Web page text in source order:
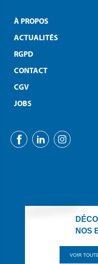
À PROPOS
ACTUALITÉS
RGPD
CONTACT
CGV
JOBS
NOS
VOIR